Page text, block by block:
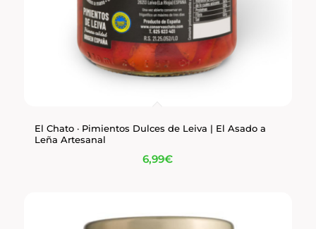
El Chato · Pimientos Dulces de Leiva | El Asado a
Leña Artesanal
6,99€